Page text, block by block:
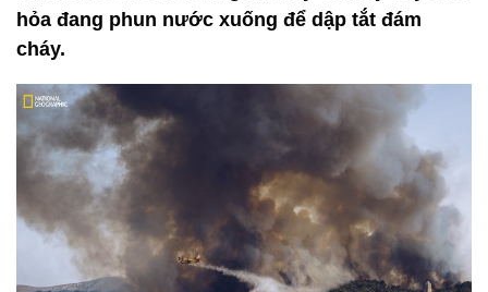
hỏa đang phun nước xuống để dập tắt đám
cháy.